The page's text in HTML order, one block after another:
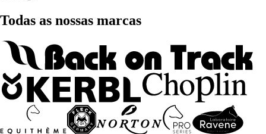
Todas as nossas marcas